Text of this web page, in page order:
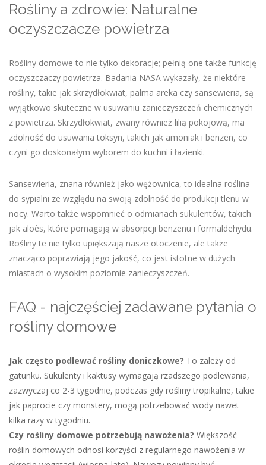
Rośliny a zdrowie: Naturalne
oczyszczacze powietrza
Rośliny domowe to nie tylko dekoracje; pełnią one także funkcję
oczyszczaczy powietrza. Badania NASA wykazały, że niektóre
rośliny, takie jak skrzydłokwiat, palma areka czy sansewieria, są
wyjątkowo skuteczne w usuwaniu zanieczyszczeń chemicznych
z powietrza. Skrzydłokwiat, zwany również lilią pokojową, ma
zdolność do usuwania toksyn, takich jak amoniak i benzen, co
czyni go doskonałym wyborem do kuchni i łazienki.
Sansewieria, znana również jako wężownica, to idealna roślina
do sypialni ze względu na swoją zdolność do produkcji tlenu w
nocy. Warto także wspomnieć o odmianach sukulentów, takich
jak aloès, które pomagają w absorpcji benzenu i formaldehydu.
Rośliny te nie tylko upiększają nasze otoczenie, ale także
znacząco poprawiają jego jakość, co jest istotne w dużych
miastach o wysokim poziomie zanieczyszczeń.
FAQ - najczęściej zadawane pytania o
rośliny domowe
Jak często podlewać rośliny doniczkowe? To zależy od
gatunku. Sukulenty i kaktusy wymagają rzadszego podlewania,
zazwyczaj co 2-3 tygodnie, podczas gdy rośliny tropikalne, takie
jak paprocie czy monstery, mogą potrzebować wody nawet
kilka razy w tygodniu.
Czy rośliny domowe potrzebują nawożenia? Większość
roślin domowych odnosi korzyści z regularnego nawożenia w